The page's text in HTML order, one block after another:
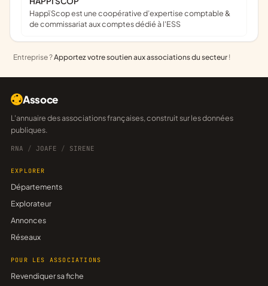
Happï Scop est une coopérative d’expertise comptable &
de commissariat aux comptes dédié à l'ESS
Entreprise ?Apportez votre soutien aux associations du secteur !
Assoce
L'annuaire des associations françaises, construit sur les données
publiques.
RNA / JOAFE / SIRENE
EXPLORER
Départements
Explorateur
Annonces
Réseaux
POUR LES ASSOCIATIONS
Revendiquer sa fiche